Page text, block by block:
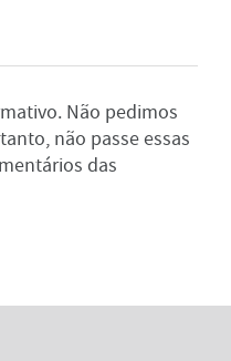
Não pedimos
não passe essas
das